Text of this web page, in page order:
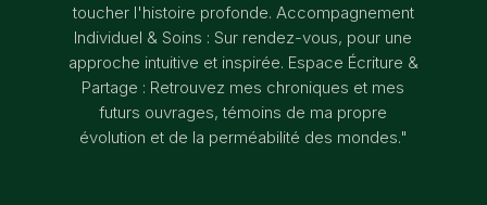
toucher l'histoire profonde. Accompagnement
Individuel & Soins : Sur rendez-vous, pour une
approche intuitive et inspirée. Espace Écriture &
Partage : Retrouvez mes chroniques et mes
futurs ouvrages, témoins de ma propre
évolution et de la perméabilité des mondes."